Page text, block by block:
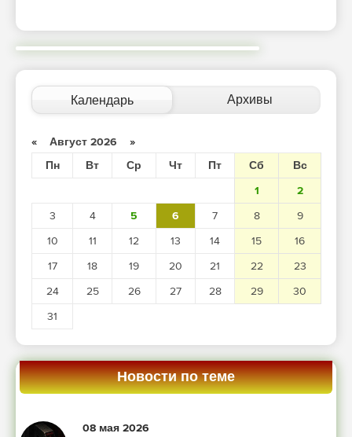
Календарь Архивы
« Август 2026 »
Пн
Вт Ср Чт Пт Сб
Вс
1
2
3
4 5 6 7 8
9
10
11 12 13 14 15
16
17
18 19 20 21 22
23
24
25 26 27 28 29
30
31
Новости по теме
08 мая 2026